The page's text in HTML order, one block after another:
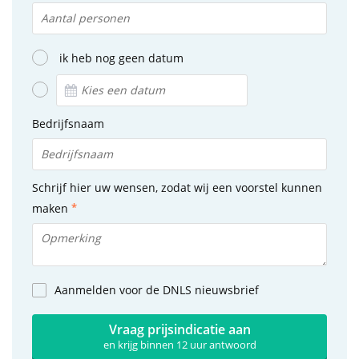
ik heb nog geen datum
Bedrijfsnaam
Schrijf hier uw wensen, zodat wij een voorstel kunnen
maken
Aanmelden voor de DNLS nieuwsbrief
Vraag prijsindicatie aan
en krijg binnen 12 uur antwoord